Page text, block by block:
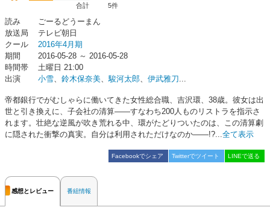
合計
5件
読み
ごーるどうーまん
放送局
テレビ朝日
クール
2016年4月期
期間
2016-05-28 ～ 2016-05-28
時間帯
土曜日 21:00
出演
小雪、 鈴木保奈美、駿河太郎、 伊武雅刀...
帝都銀行でがむしゃらに働いてきた女性総合職、吉沢環、38歳。彼女は出
世と引き換えに、子会社の清算――すなわち200人ものリストラを指示さ
れます。壮絶な逆風が吹き荒れる中、環がたどりついたのは、この清算劇
に隠された衝撃の真実。自分は利用されただけなのか――!?...全て表示
Facebookでシェア Twitterでツイート LINEで送る
感想とレビュー 番組情報